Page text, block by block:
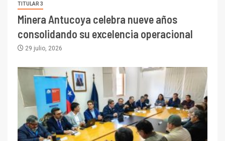
TITULAR 3
Minera Antucoya celebra nueve años
consolidando su excelencia operacional
29 julio, 2026